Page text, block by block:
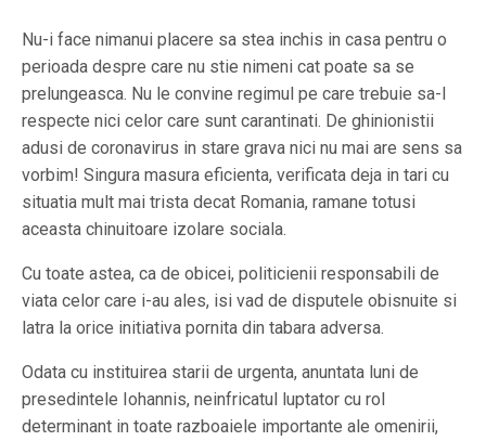
Nu-i face nimanui placere sa stea inchis in casa pentru o
perioada despre care nu stie nimeni cat poate sa se
prelungeasca. Nu le convine regimul pe care trebuie sa-l
respecte nici celor care sunt carantinati. De ghinionistii
adusi de coronavirus in stare grava nici nu mai are sens sa
vorbim! Singura masura eficienta, verificata deja in tari cu
situatia mult mai trista decat Romania, ramane totusi
aceasta chinuitoare izolare sociala.
Cu toate astea, ca de obicei, politicienii responsabili de
viata celor care i-au ales, isi vad de disputele obisnuite si
latra la orice initiativa pornita din tabara adversa.
Odata cu instituirea starii de urgenta, anuntata luni de
presedintele Iohannis, neinfricatul luptator cu rol
determinant in toate razboaiele importante ale omenirii,